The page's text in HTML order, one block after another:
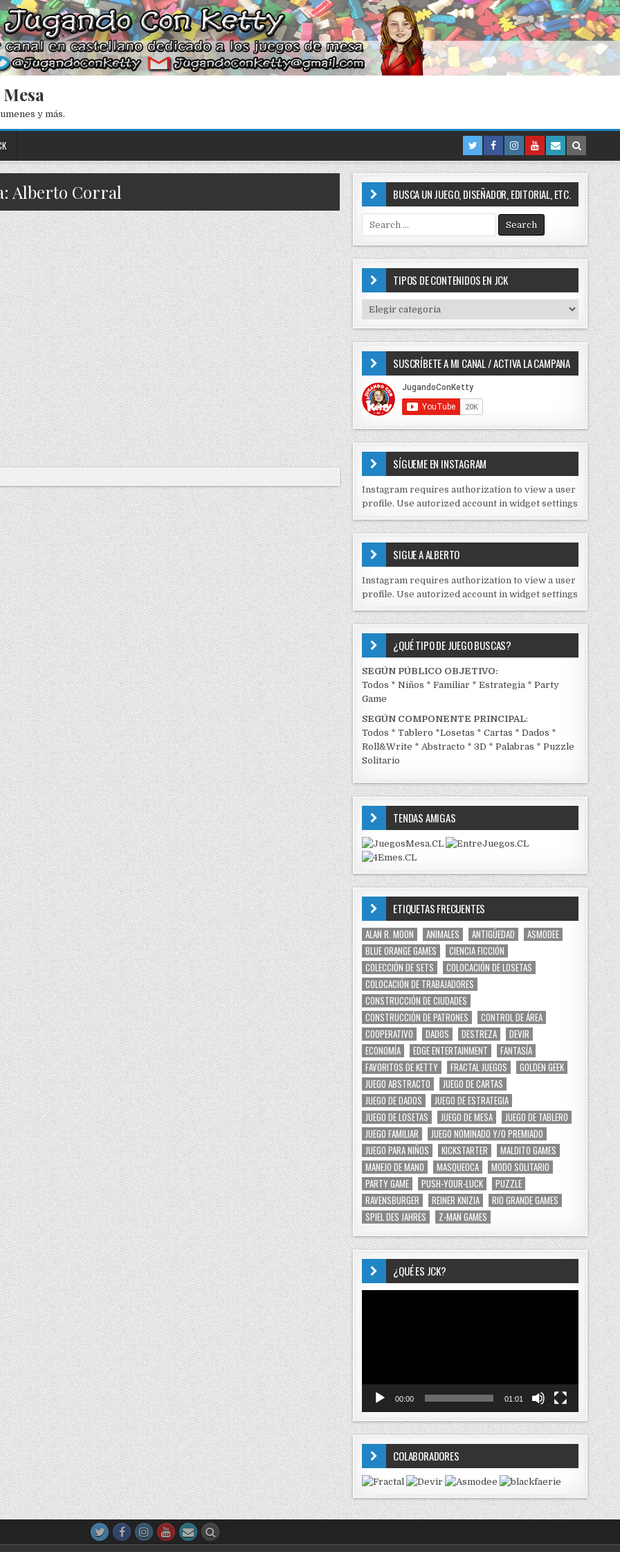
y más.
Alberto Corral BUSCA UN JUEGO, DISEÑADOR, EDITORIAL, ETC.
e
a
r
o
r
:
TIPOS DE CONTENIDOS EN JCK
I
P
D
E
C
N
T
I
D
S
E
J
C
K
SUSCRÍBETE A MI CANAL / ACTIVA LA CAMPANA
SÍGUEME EN INSTAGRAM
Instagram requires authorization to view a user
profile. Use autorized account in widget settings
SIGUE A ALBERTO
Instagram requires authorization to view a user
profile. Use autorized account in widget settings
¿QUÉ TIPO DE JUEGO BUSCAS?
SEGÚN PÚBLICO OBJETIVO:
Todos *Niños *Familiar *Estrategia *Party
Game
SEGÚN COMPONENTE PRINCIPAL:
Todos *Tablero *Losetas *Cartas *Dados *
Roll&Write *Abstracto *3D *Palabras *Puzzle
Solitario
TENDAS AMIGAS
ETIQUETAS FRECUENTES
ALAN R. MOON ANIMALES ANTIGÜEDAD
ASMODEE
BLUE ORANGE GAMES
CIENCIA FICCIÓN
COLECCIÓN DE SETS
COLOCACIÓN DE LOSETAS
COLOCACIÓN DE TRABAJADORES
CONSTRUCCIÓN DE CIUDADES
CONSTRUCCIÓN DE PATRONES
CONTROL DE ÁREA
COOPERATIVO
DADOS DESTREZA
DEVIR
ECONOMÍA
EDGE ENTERTAINMENT
FANTASÍA
FAVORITOS DE KETTY
FRACTAL JUEGOS
GOLDEN GEEK
JUEGO ABSTRACTO
JUEGO DE CARTAS
JUEGO DE DADOS
JUEGO DE ESTRATEGIA
JUEGO DE LOSETAS
JUEGO DE MESA
JUEGO DE TABLERO
JUEGO FAMILIAR
JUEGO NOMINADO Y/O PREMIADO
JUEGO PARA NIÑOS
KICKSTARTER
MALDITO GAMES
MANEJO DE MANO
MASQUEOCA
MODO SOLITARIO
PARTY GAME
PUSH-YOUR-LUCK
PUZZLE
RAVENSBURGER
REINER KNIZIA
RIO GRANDE GAMES
SPIEL DES JAHRES
Z-MAN GAMES
¿QUÉ ES JCK?
00:00 01:01
COLABORADORES